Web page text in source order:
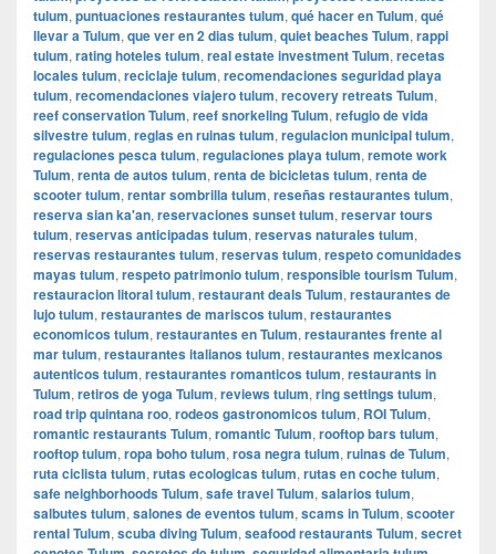
tulum, puntuaciones restaurantes tulum, qué hacer en Tulum, qué
llevar a Tulum, que ver en 2 dias tulum, quiet beaches Tulum, rappi
tulum, rating hoteles tulum, real estate investment Tulum, recetas
locales tulum, reciclaje tulum, recomendaciones seguridad playa
tulum, recomendaciones viajero tulum, recovery retreats Tulum,
reef conservation Tulum, reef snorkeling Tulum, refugio de vida
silvestre tulum, reglas en ruinas tulum, regulacion municipal tulum,
regulaciones pesca tulum, regulaciones playa tulum, remote work
Tulum, renta de autos tulum, renta de bicicletas tulum, renta de
scooter tulum, rentar sombrilla tulum, reseñas restaurantes tulum,
reserva sian ka'an, reservaciones sunset tulum, reservar tours
tulum, reservas anticipadas tulum, reservas naturales tulum,
reservas restaurantes tulum, reservas tulum, respeto comunidades
mayas tulum, respeto patrimonio tulum, responsible tourism Tulum,
restauracion litoral tulum, restaurant deals Tulum, restaurantes de
lujo tulum, restaurantes de mariscos tulum, restaurantes
economicos tulum, restaurantes en Tulum, restaurantes frente al
mar tulum, restaurantes italianos tulum, restaurantes mexicanos
autenticos tulum, restaurantes romanticos tulum, restaurants in
Tulum, retiros de yoga Tulum, reviews tulum, ring settings tulum,
road trip quintana roo, rodeos gastronomicos tulum, ROI Tulum,
romantic restaurants Tulum, romantic Tulum, rooftop bars tulum,
rooftop tulum, ropa boho tulum, rosa negra tulum, ruinas de Tulum,
ruta ciclista tulum, rutas ecologicas tulum, rutas en coche tulum,
safe neighborhoods Tulum, safe travel Tulum, salarios tulum,
salbutes tulum, salones de eventos tulum, scams in Tulum, scooter
rental Tulum, scuba diving Tulum, seafood restaurants Tulum, secret